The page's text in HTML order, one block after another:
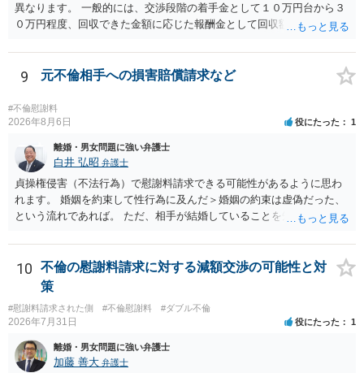
異なります。 一般的には、交渉段階の着手金として１０万円台から３
０万円程度、回収できた金額に応じた報酬金として回収額の１０％か
には、追加着手金や日当、実費が発生することもあります。 もっと
も、証拠が十分にあるか、相手方の住所・勤務先が分かるか、慰謝料
額、離婚の有無、交渉で終わるか訴訟まで見込むかによって、費用は
変わり得ます。依頼前に、交渉だけの場合、訴訟になった場合、回収
できなかった場合の費用を確認しておくとよいでしょう。 弁護士選び
通しを過度に楽観的に言い過ぎないか、質問に具体的に答えてくれる
か、連絡方法（メール、電話、弁護士直接か事務局員を介するかな
ど）や対応スピードが合うかを確認するとよいと思います。いずれに
しましても、弁護士への相談・依頼にあたっては、証拠資料、夫と相
手方の関係、相手方の氏名・住所等、夫婦関係への影響、離婚予定の
9 元不倫相手への損害賠償請求など
#不倫慰謝料
2026年8月6日 役にたった 1
離婚・男女問題に強い弁護士
白井 弘昭 弁護士
貞操権侵害（不法行為）で慰謝料請求できる可能性があるように思わ
れます。 婚姻を約束して性行為に及んだ＞婚姻の約束は虚偽だった、
という流れであれば。 ただ、相手が結婚していることを知って行為に
性も認められそうですので、あまり慰謝料は高額にならないように思
われます。 一度、最寄りの弁護士に相談してみてください。
10
不倫の慰謝料請求に対する減額交渉の可能性と対
策
#慰謝料請求された側 #不倫慰謝料 #ダブル不倫
2026年7月31日 役にたった 1
離婚・男女問題に強い弁護士
加藤 善大 弁護士